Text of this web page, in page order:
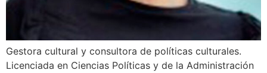
Gestora cultural y consultora de políticas culturales.
Licenciada en Ciencias Políticas y de la Administración